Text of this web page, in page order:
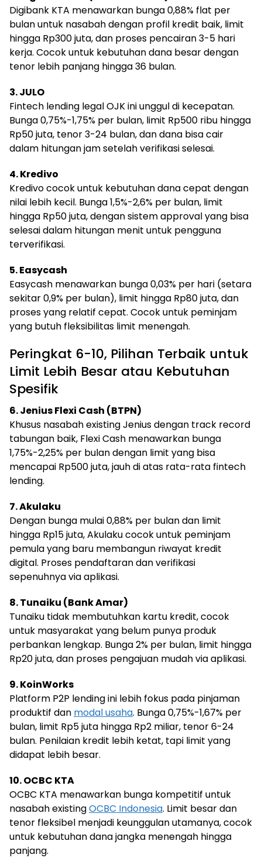
Digibank KTA menawarkan bunga 0,88% flat per
bulan untuk nasabah dengan profil kredit baik, limit
hingga Rp300 juta, dan proses pencairan 3-5 hari
kerja. Cocok untuk kebutuhan dana besar dengan
tenor lebih panjang hingga 36 bulan.
3. JULO
Fintech lending legal OJK ini unggul di kecepatan.
Bunga 0,75%-1,75% per bulan, limit Rp500 ribu hingga
Rp50 juta, tenor 3-24 bulan, dan dana bisa cair
dalam hitungan jam setelah verifikasi selesai.
4. Kredivo
Kredivo cocok untuk kebutuhan dana cepat dengan
nilai lebih kecil. Bunga 1,5%-2,6% per bulan, limit
hingga Rp50 juta, dengan sistem approval yang bisa
selesai dalam hitungan menit untuk pengguna
terverifikasi.
5. Easycash
Easycash menawarkan bunga 0,03% per hari (setara
sekitar 0,9% per bulan), limit hingga Rp80 juta, dan
proses yang relatif cepat. Cocok untuk peminjam
yang butuh fleksibilitas limit menengah.
Peringkat 6-10, Pilihan Terbaik untuk
Limit Lebih Besar atau Kebutuhan
Spesifik
6. Jenius Flexi Cash (BTPN)
Khusus nasabah existing Jenius dengan track record
tabungan baik, Flexi Cash menawarkan bunga
1,75%-2,25% per bulan dengan limit yang bisa
mencapai Rp500 juta, jauh di atas rata-rata fintech
lending.
7. Akulaku
Dengan bunga mulai 0,88% per bulan dan limit
hingga Rp15 juta, Akulaku cocok untuk peminjam
pemula yang baru membangun riwayat kredit
digital. Proses pendaftaran dan verifikasi
sepenuhnya via aplikasi.
8. Tunaiku (Bank Amar)
Tunaiku tidak membutuhkan kartu kredit, cocok
untuk masyarakat yang belum punya produk
perbankan lengkap. Bunga 2% per bulan, limit hingga
Rp20 juta, dan proses pengajuan mudah via aplikasi.
9. KoinWorks
Platform P2P lending ini lebih fokus pada pinjaman
produktif dan modal usaha. Bunga 0,75%-1,67% per
bulan, limit Rp5 juta hingga Rp2 miliar, tenor 6-24
bulan. Penilaian kredit lebih ketat, tapi limit yang
didapat lebih besar.
10. OCBC KTA
OCBC KTA menawarkan bunga kompetitif untuk
nasabah existingOCBC Indonesia. Limit besar dan
tenor fleksibel menjadi keunggulan utamanya, cocok
untuk kebutuhan dana jangka menengah hingga
panjang.